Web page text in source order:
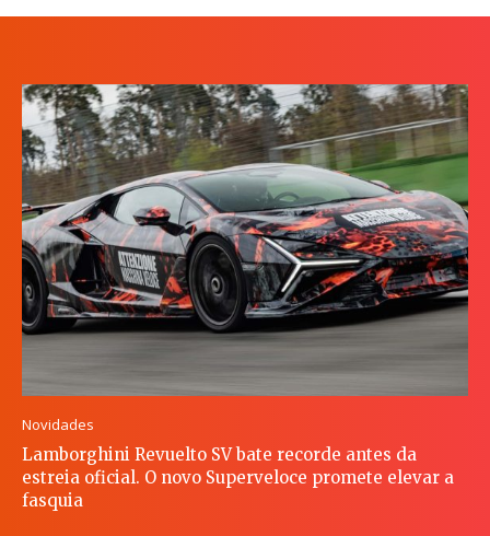
Novidades
Lamborghini Revuelto SV bate recorde antes da
estreia oficial. O novo Superveloce promete elevar a
fasquia